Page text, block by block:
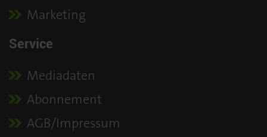
Marketing
Service
Mediadaten
Abonnement
AGB/Impressum